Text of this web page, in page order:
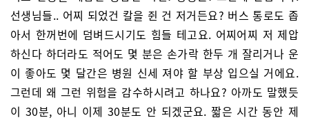
선생님들.. 어찌 되었건 칼을 쥔 건 저거든요? 버스 통로도 좁
아서 한꺼번에 덤벼드시기도 힘들 테고요. 어찌어찌 저 제압
하신다 하더라도 적어도 몇 분은 손가락 한두 개 잘리거나 운
이 좋아도 몇 달간은 병원 신세 져야 할 부상 입으실 거에요.
그런데 왜 그런 위험을 감수하시려고 하나요? 아까도 말했듯
이 30분, 아니 이제 30분도 안 되겠군요. 짧은 시간 동안 제